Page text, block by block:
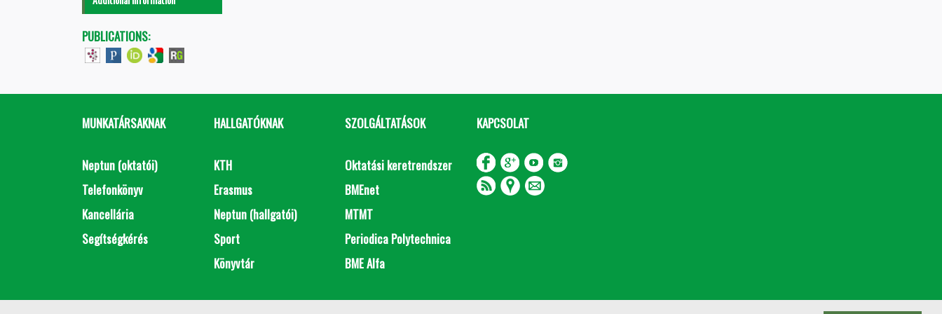
PUBLICATIONS:
MUNKATÁRSAKNAK
Neptun (oktatói)
Telefonkönyv
Kancellária
Segítségkérés
HALLGATÓKNAK
KTH
Erasmus
Neptun (hallgatói)
Sport
Könyvtár
SZOLGÁLTATÁSOK
Oktatási keretrendszer
BMEnet
MTMT
Periodica Polytechnica
BME Alfa
KAPCSOLAT